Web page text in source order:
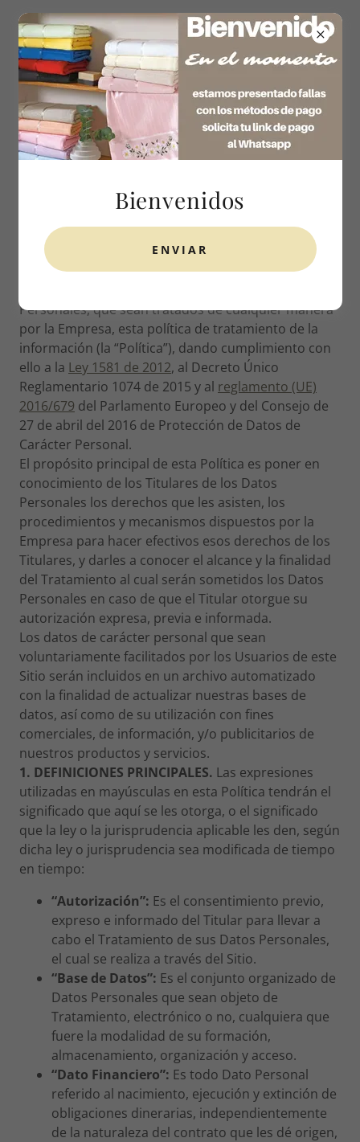
320 733 9148
Política de privacidad
MACA BORDADOS (la “Empresa”) pone a
Personales, que sean tratados de cualquier manera
por la Empresa, esta política de tratamiento de la
información (la “Política”), dando cumplimiento con
ello a la Ley 1581 de 2012, al Decreto Único
Reglamentario 1074 de 2015 y al reglamento (UE)
2016/679 del Parlamento Europeo y del Consejo de
27 de abril del 2016 de Protección de Datos de
Carácter Personal.
El propósito principal de esta Política es poner en
conocimiento de los Titulares de los Datos
Personales los derechos que les asisten, los
procedimientos y mecanismos dispuestos por la
Empresa para hacer efectivos esos derechos de los
Titulares, y darles a conocer el alcance y la finalidad
del Tratamiento al cual serán sometidos los Datos
Personales en caso de que el Titular otorgue su
autorización expresa, previa e informada.
Los datos de carácter personal que sean
voluntariamente facilitados por los Usuarios de este
Sitio serán incluidos en un archivo automatizado
con la finalidad de actualizar nuestras bases de
datos, así como de su utilización con fines
comerciales, de información, y/o publicitarios de
nuestros productos y servicios.
1. DEFINICIONES PRINCIPALES. Las expresiones
utilizadas en mayúsculas en esta Política tendrán el
significado que aquí se les otorga, o el significado
que la ley o la jurisprudencia aplicable les den, según
dicha ley o jurisprudencia sea modificada de tiempo
en tiempo:
“Autorización”: Es el consentimiento previo,
expreso e informado del Titular para llevar a
cabo el Tratamiento de sus Datos Personales,
el cual se realiza a través del Sitio.
“Base de Datos”: Es el conjunto organizado de
Datos Personales que sean objeto de
Tratamiento, electrónico o no, cualquiera que
fuere la modalidad de su formación,
almacenamiento, organización y acceso.
“Dato Financiero”: Es todo Dato Personal
referido al nacimiento, ejecución y extinción de
obligaciones dinerarias, independientemente
de la naturaleza del contrato que les dé origen,
Bienvenidos
ENVIAR